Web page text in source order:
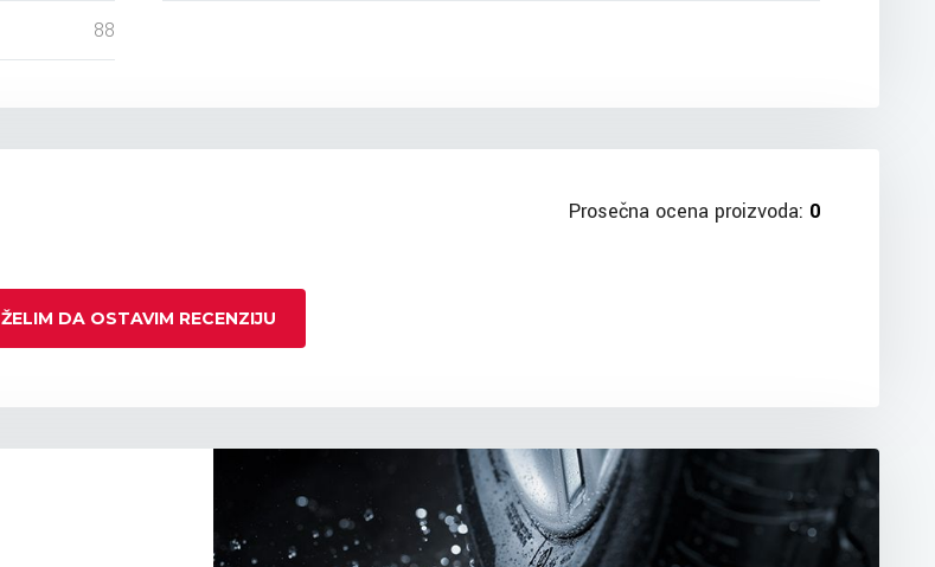
88
Prosečna ocena proizvoda: 0
ŽELIM DA OSTAVIM RECENZIJU